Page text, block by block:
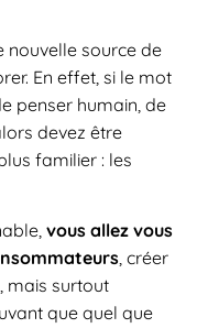
nouvelle source de
En effet, si le mot
penser humain, de
devez être
familier : les
vous allez vous
, créer
mais surtout
que quel que